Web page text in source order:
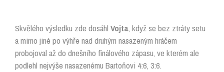
Skvělého výsledku zde dosáhl Vojta, když se bez ztráty setu
a mimo jiné po výhře nad druhým nasazeným hráčem
probojoval až do dnešního finálového zápasu, ve kterém ale
podlehl nejvýše nasazenému Bartoňovi 4:6, 3:6.